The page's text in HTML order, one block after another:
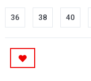
36 38 40